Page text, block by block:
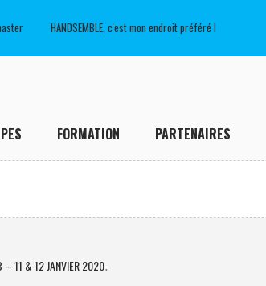
HANDSEMBLE, c'est mon endroit préféré !
FORMATION PARTENAIRES
– 11 & 12 JANVIER 2020.